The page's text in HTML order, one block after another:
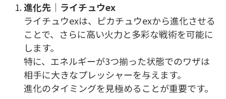
進化先｜ライチュウex
ライチュウexは、ピカチュウexから進化させる
ことで、さらに高い火力と多彩な戦術を可能に
します。
特に、エネルギーが3つ揃った状態でのワザは
相手に大きなプレッシャーを与えます。
進化のタイミングを見極めることが重要です。